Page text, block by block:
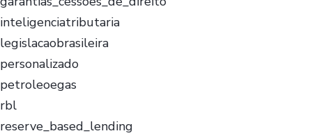
inteligenciatributaria
legislacaobrasileira
personalizado
petroleoegas
rbl
reserve_based_lending